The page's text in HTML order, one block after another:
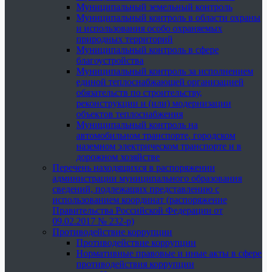
Муниципальный земельный контроль
Муниципальный контроль в области охраны
и использования особо охраняемых
природных территорий
Муниципальный контроль в сфере
благоустройства
Муниципальный контроль за исполнением
единой теплоснабжающей организацией
обязательств по строительству,
реконструкции и (или) модернизации
объектов теплоснабжения
Муниципальный контроль на
автомобильном транспорте, городском
наземном электрическом транспорте и в
дорожном хозяйстве
Перечень находящихся в распоряжении
администрации муниципального образования
сведений, подлежащих представлению с
использованием координат (распоряжение
Правительства Российской Федерации от
09.02.2017 № 232-р)
Противодействие коррупции
Противодействие коррупции
Нормативные правовые и иные акты в сфере
противодействия коррупции